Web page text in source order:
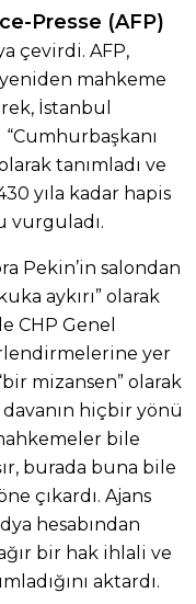
Presse (AFP)
çevirdi. AFP,
mahkeme
İstanbul
tanımladı ve
yıla kadar hapis
vurguladı.
Pekin’in salondan
aykırı” olarak
CHP Genel
yer
mizansen” olarak
hiçbir yönü
bile
burada buna bile
çıkardı. Ajans
hesabından
bir hak ihlali ve
aktardı.